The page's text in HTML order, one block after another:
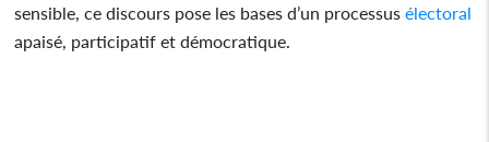
sensible, ce discours pose les bases d’un processus électoral
apaisé, participatif et démocratique.